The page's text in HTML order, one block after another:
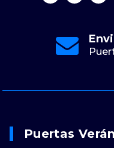
Puertas Verán